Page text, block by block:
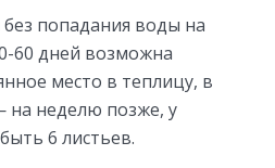
попадания воды на
60 дней возможна
место в теплицу, в
на неделю позже, у
6 листьев.